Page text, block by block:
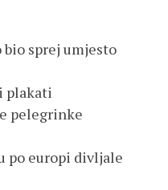
sprej umjesto
plakati
pelegrinke
po europi divljale